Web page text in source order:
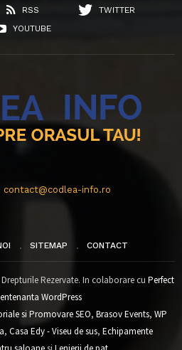
RSS
TWITTER
YOUTUBE
contact@codlea-info.ro
SITEMAP CONTACT
Rezervate. In colaborare cu Perfect
WordPress
si Promovare SEO, Brasov Events, WP
, Casa Edy - Viseu de sus, Echipamente